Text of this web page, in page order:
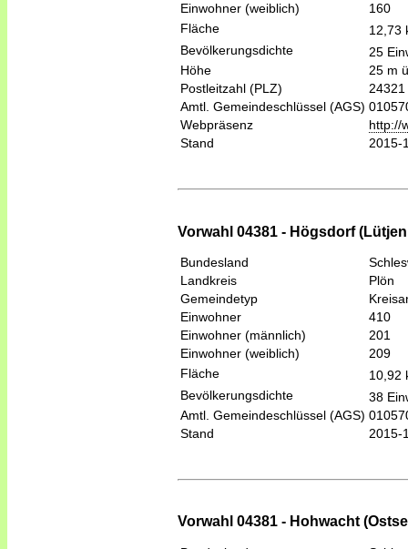
Einwohner (weiblich)
160
Fläche
12,73
Bevölkerungsdichte
25
Höhe
25 m
Postleitzahl (PLZ)
24321
Amtl. Gemeindeschlüssel (AGS)
Webpräsenz
http://
Stand
2015-
Vorwahl 04381 - Högsdorf
Bundesland
Landkreis
Plön
Gemeindetyp
Einwohner
410
Einwohner (männlich)
201
Einwohner (weiblich)
209
Fläche
10,92
Bevölkerungsdichte
38
Amtl. Gemeindeschlüssel (AGS)
Stand
2015-
Vorwahl 04381 - Hohwacht